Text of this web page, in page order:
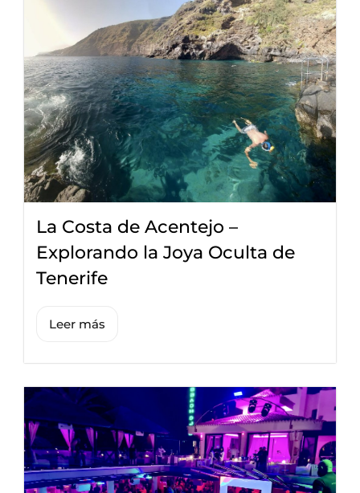
La Costa de Acentejo –
Explorando la Joya Oculta de
Tenerife
Leer más